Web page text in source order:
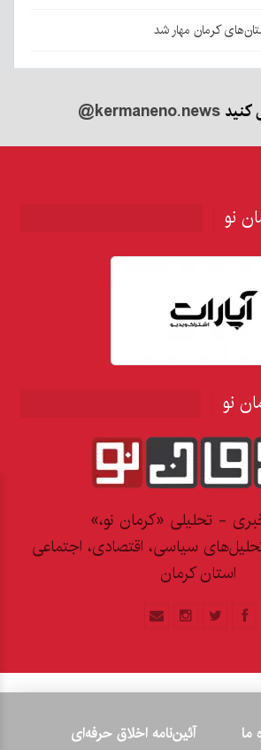
کرمان مهار شد
کنید@kermaneno.news
نو
نو
- تحلیلی «کرمان نو،»
تحلیل‌های سیاسی، اقتصادی، اجتماعی
استان کرمان
ما آئین‌نامه اخلاق حرفه‌ای